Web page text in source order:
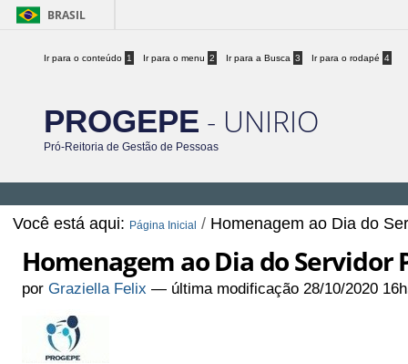
BRASIL
Ir para o conteúdo 1 Ir para o menu 2 Ir para a Busca 3 Ir para o rodapé 4
PROGEPE - UNIRIO
Pró-Reitoria de Gestão de Pessoas
Você está aqui: Página Inicial / Homenagem ao Dia do
Homenagem ao Dia do Servidor
porGraziella Felix — última modificação 28/10/2020